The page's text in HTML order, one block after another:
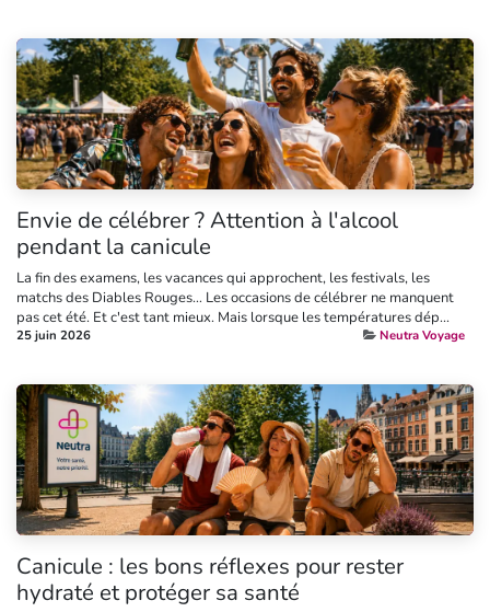
Envie de célébrer ? Attention à l'alcool
pendant la canicule
La fin des examens, les vacances qui approchent, les festivals, les
matchs des Diables Rouges… Les occasions de célébrer ne manquent
pas cet été. Et c'est tant mieux. Mais lorsque les températures dép...
25 juin 2026 Neutra Voyage
Canicule : les bons réflexes pour rester
hydraté et protéger sa santé